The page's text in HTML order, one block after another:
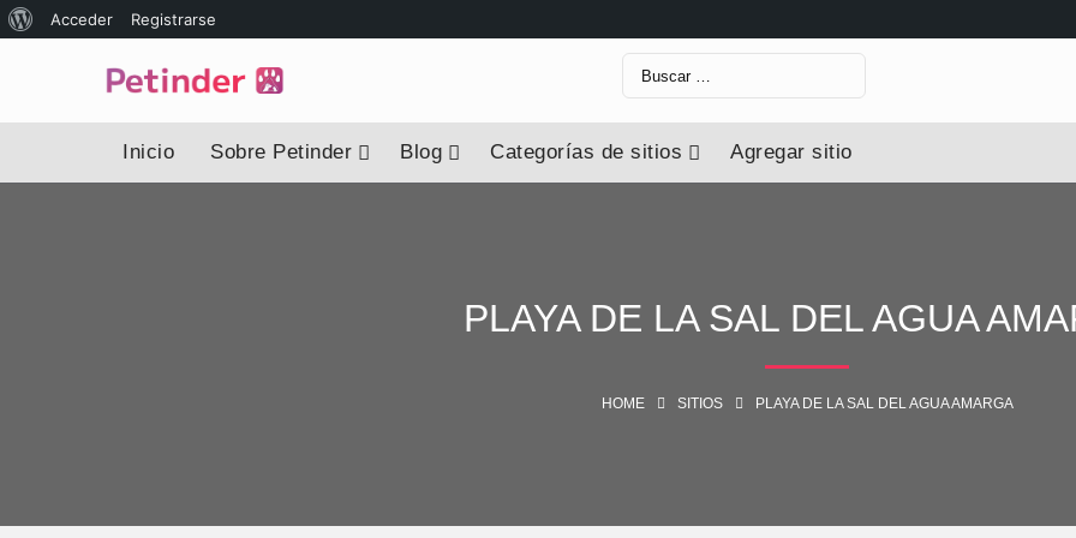
Acceder Registrarse
Inicio Sobre Petinder Blog Categorías de sitios Agregar sitio
PLAYA DE LA SAL DEL AGUA
HOME SITIOS PLAYA DE LA SAL DEL AGUA AMARGA